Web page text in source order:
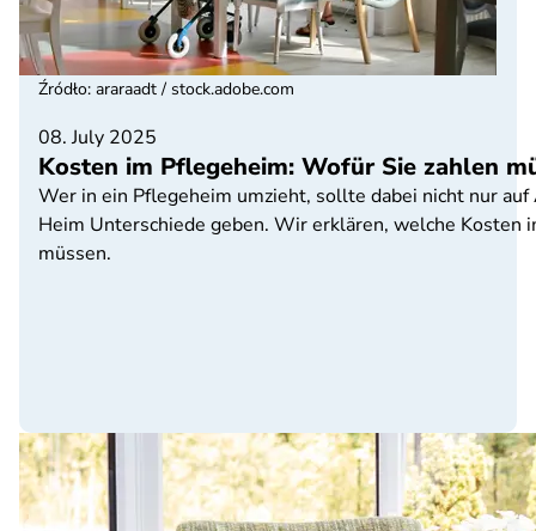
08. July 2025
Kosten im Pflegeheim: Wofür Sie zahlen
Wer in ein Pflegeheim umzieht, sollte dabei nicht nur
Heim Unterschiede geben. Wir erklären, welche Kosten
müssen.
Źródło: araraadt / stock.adobe.com